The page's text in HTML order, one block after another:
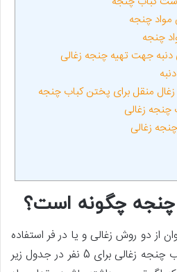
چنجه
چنجه
دنبه جهت تهیه چنجه زغالی
منقل برای پختن کباب چنجه
زغالی
زغالی
چگونه است؟
دو روش زغالی و یا در فر استفاده
کرد. مواد لازم جهت تهیه کباب چنجه زغالی برای 5 نفر در جدول زیر